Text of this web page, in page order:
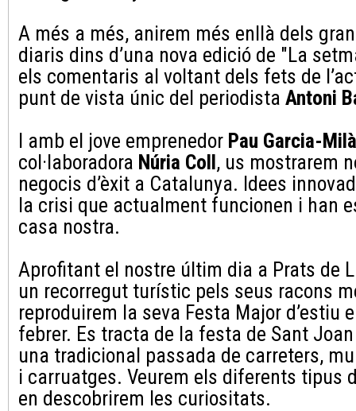
A més a més, anirem més enllà dels
diaris dins d’una nova edició de "La
els comentaris al voltant dels fets de
punt de vista únic del periodista Antoni
I amb el jove emprenedor Pau Garcia-Milà
col·laboradora Núria Coll, us mostrarem
negocis d’èxit a Catalunya. Idees
la crisi que actualment funcionen i han
casa nostra.
Aprofitant el nostre últim dia a Prats de
un recorregut turístic pels seus racons
reproduirem la seva Festa Major d’estiu
febrer. Es tracta de la festa de Sant
una tradicional passada de carreters,
i carruatges. Veurem els diferents tipus
en descobrirem les curiositats.